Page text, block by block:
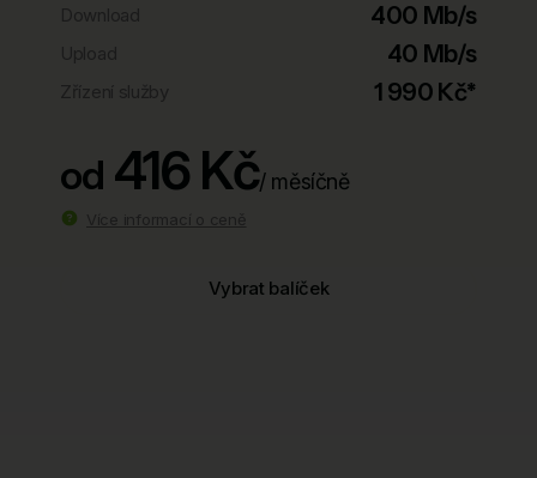
400 Mb/s
40 Mb/s
1 990 Kč*
od 416 Kč/ měsíčně
Vybrat balíček